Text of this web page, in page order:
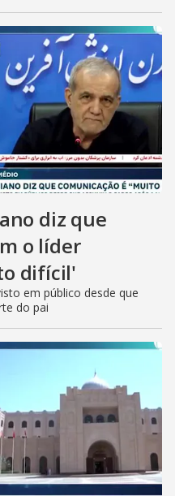
diz que
o líder
difícil'
em público desde que
do pai